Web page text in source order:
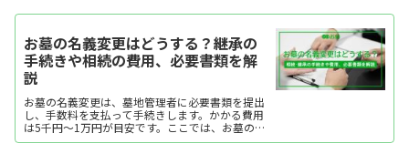
お墓の名義変更はどうする？継承の
手続きや相続の費用、必要書類を解
説
お墓の名義変更は、墓地管理者に必要書類を提出
し、手数料を支払って手続きします。かかる費用
は5千円〜1万円が目安です。ここでは、お墓の名
義変更の手続き方法や必要書類、費用を解説しま